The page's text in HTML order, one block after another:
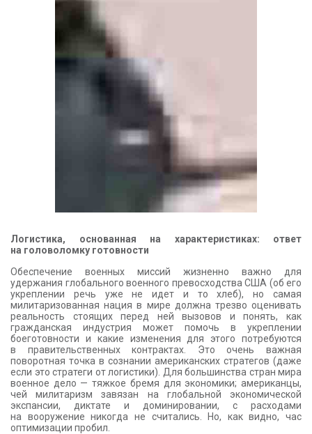
Логистика, основанная на характеристиках: ответ
на головоломку готовности
Обеспечение военных миссий жизненно важно для
удержания глобального военного превосходства США (об его
укреплении речь уже не идет и то хлеб), но самая
милитаризованная нация в мире должна трезво оценивать
реальность стоящих перед ней вызовов и понять, как
гражданская индустрия может помочь в укреплении
боеготовности и какие изменения для этого потребуются
в правительственных контрактах. Это очень важная
поворотная точка в сознании американских стратегов (даже
если это стратеги от логистики). Для большинства стран мира
военное дело — тяжкое бремя для экономики; американцы,
чей милитаризм завязан на глобальной экономической
экспансии, диктате и доминировании, с расходами
на вооружение никогда не считались. Но, как видно, час
оптимизации пробил.